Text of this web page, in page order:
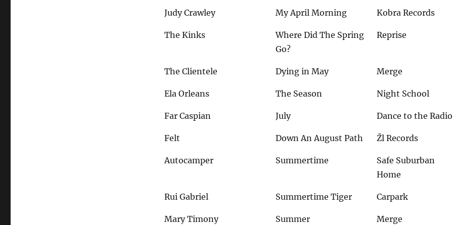
Judy Crawley My April Morning Kobra Records
The Kinks
Where Did The Spring
Go?
Reprise
The Clientele Dying in May Merge
Ela Orleans The Season Night School
Far Caspian July Dance to the Radio
Felt Down An August Path Žl Records
Autocamper Summertime
Safe Suburban
Home
Rui Gabriel Summertime Tiger Carpark
Mary Timony Summer Merge